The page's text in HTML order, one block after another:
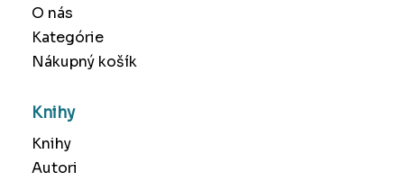
O nás
Kategórie
Nákupný košík
Knihy
Knihy
Autori